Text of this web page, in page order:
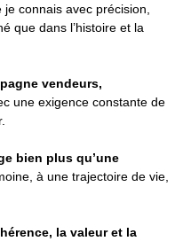
je connais avec précision,
que dans l’histoire et la
vendeurs,
une exigence constante de
bien plus qu’une
à une trajectoire de vie,
la valeur et la